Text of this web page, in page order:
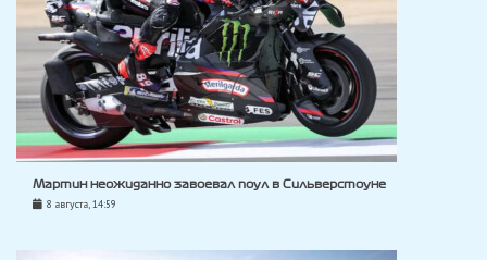
Мартин неожиданно завоевал поул в Сильверстоуне
8 августа, 14:59